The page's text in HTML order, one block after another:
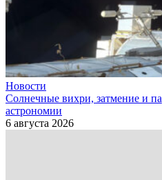
Новости
Солнечные вихри, затмение и
астрономии
6 августа 2026